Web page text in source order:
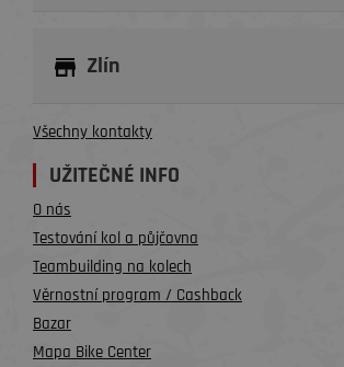
Zlín
Všechny kontakty
UŽITEČNÉ INFO
O nás
Testování kol a půjčovna
Teambuilding na kolech
Věrnostní program / Cashback
Bazar
Mapa Bike Center